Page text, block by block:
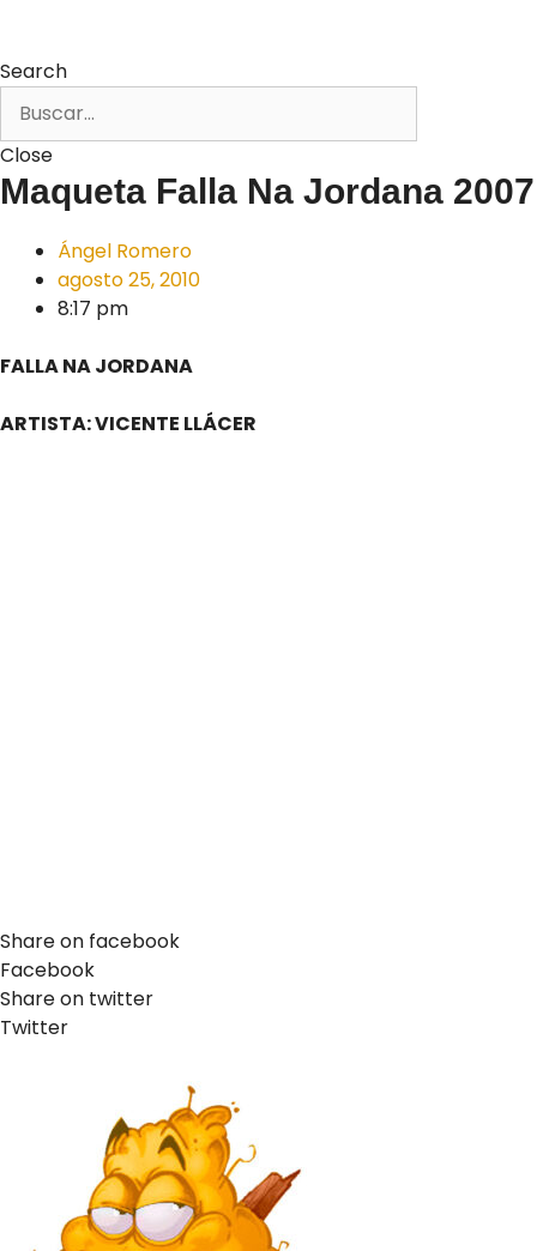
Search
Close
Maqueta Falla Na Jordana 2007
Ángel Romero
agosto 25, 2010
8:17 pm
FALLA NA JORDANA
ARTISTA: VICENTE LLÁCER
Share on facebook
Facebook
Share on twitter
Twitter